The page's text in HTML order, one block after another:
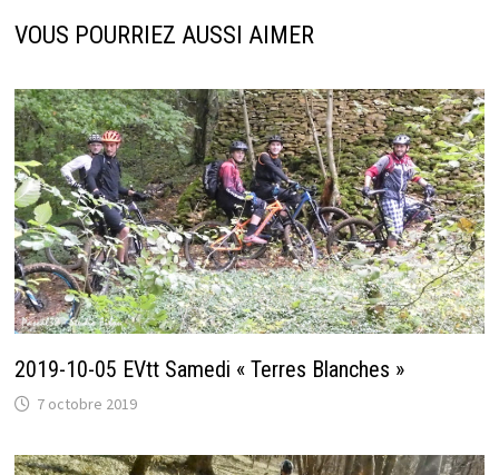
VOUS POURRIEZ AUSSI AIMER
2019-10-05 EVtt Samedi « Terres Blanches »
7 octobre 2019